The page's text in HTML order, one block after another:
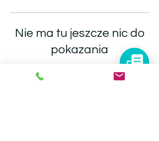
Nie ma tu jeszcze nic do
pokazania
Gdy ten użytkownik doda informacje